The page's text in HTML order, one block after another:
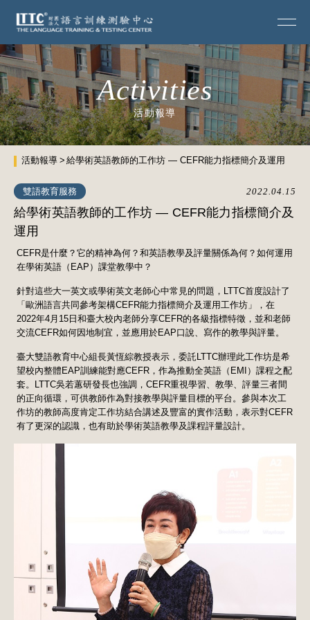
Activities
活動報導
活動報導 給學術英語教師的工作坊 — CEFR能力指標簡介及運用
雙語教育服務 2022.04.15
給學術英語教師的工作坊 — CEFR能力指標簡介及
運用
CEFR是什麼？它的精神為何？和英語教學及評量關係為何？如何運用
在學術英語（EAP）課堂教學中？
針對這些大一英文或學術英文老師心中常見的問題，LTTC首度設計了
「歐洲語言共同參考架構CEFR能力指標簡介及運用工作坊」，在
2022年4月15日和臺大校內老師分享CEFR的各級指標特徵，並和老師
交流CEFR如何因地制宜，並應用於EAP口說、寫作的教學與評量。
臺大雙語教育中心組長黃恆綜教授表示，委託LTTC辦理此工作坊是希
望校內整體EAP訓練能對應CEFR，作為推動全英語（EMI）課程之配
套。LTTC吳若蕙研發長也強調，CEFR重視學習、教學、評量三者間
的正向循環，可供教師作為對接教學與評量目標的平台。參與本次工
作坊的教師高度肯定工作坊結合講述及豐富的實作活動，表示對CEFR
有了更深的認識，也有助於學術英語教學及課程評量設計。